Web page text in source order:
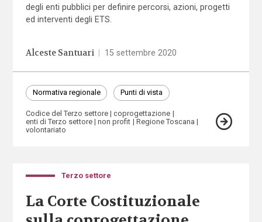
degli enti pubblici per definire percorsi, azioni, progetti
ed interventi degli ETS.
Alceste Santuari 15 settembre 2020
Normativa regionale Punti di vista
Codice del Terzo settore
coprogettazione
enti di Terzo settore
non profit
Regione Toscana
volontariato
Terzo settore
La Corte Costituzionale